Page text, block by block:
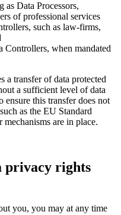
as Data Processors,
of professional services
such as law-firms,
Controllers, when mandated
a transfer of data protected
a sufficient level of data
this transfer does not
as the EU Standard
are in place.
privacy rights
you, you may at any time